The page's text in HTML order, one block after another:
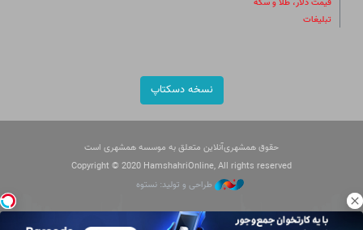
قیمت دلار، طلا و سکه
تبلیغات
نسخه دسکتاپ
حقوق همشهری‌آنلاین متعلق به موسسه همشهری است
Copyright © 2020 HamshahriOnline, All rights reserved
طراحی و تولید: نستوه